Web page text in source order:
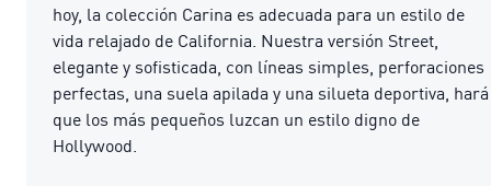
hoy, la colección Carina es adecuada para un estilo de
vida relajado de California. Nuestra versión Street,
elegante y sofisticada, con líneas simples, perforaciones
perfectas, una suela apilada y una silueta deportiva, hará
que los más pequeños luzcan un estilo digno de
Hollywood.